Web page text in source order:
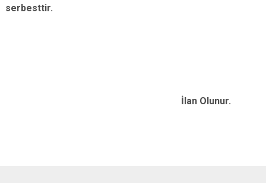
serbesttir.
İlan Olunur.